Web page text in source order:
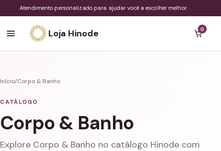
Atendimento personalizado para ajudar você a escolher melhor.
Loja Hinode 0
Início/Corpo & Banho
CATÁLOGO
Corpo & Banho
Explore Corpo & Banho no catálogo Hinode com